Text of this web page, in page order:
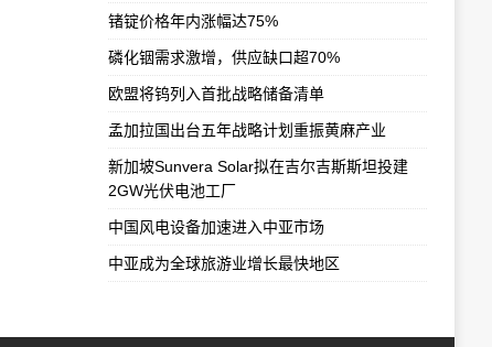
锗锭价格年内涨幅达75%
磷化铟需求激增，供应缺口超70%
欧盟将钨列入首批战略储备清单
孟加拉国出台五年战略计划重振黄麻产业
新加坡Sunvera Solar拟在吉尔吉斯斯坦投建
2GW光伏电池工厂
中国风电设备加速进入中亚市场
中亚成为全球旅游业增长最快地区